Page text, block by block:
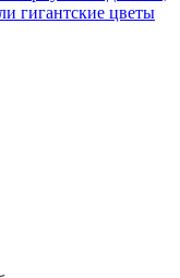
гигантские цветы